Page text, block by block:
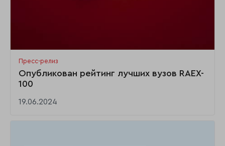
Пресс-релиз
Опубликован рейтинг лучших вузов RAEX-
100
19.06.2024